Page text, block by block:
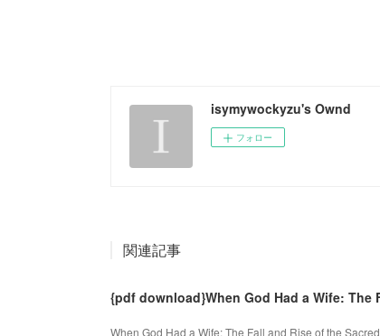
isymywockyzu's Ownd
フォロー
関連記事
{pdf download}When God Had a Wife: The
When God Had a Wife: The Fall and Rise of the